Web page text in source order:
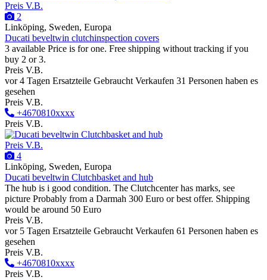
Preis V.B.
2
Linköping, Sweden, Europa
Ducati beveltwin clutchinspection covers
3 available Price is for one. Free shipping without tracking if you
buy 2 or 3.
Preis V.B.
vor 4 Tagen Ersatzteile Gebraucht Verkaufen 31 Personen haben es
gesehen
Preis V.B.
+4670810xxxx
Preis V.B.
Preis V.B.
4
Linköping, Sweden, Europa
Ducati beveltwin Clutchbasket and hub
The hub is i good condition. The Clutchcenter has marks, see
picture Probably from a Darmah 300 Euro or best offer. Shipping
would be around 50 Euro
Preis V.B.
vor 5 Tagen Ersatzteile Gebraucht Verkaufen 61 Personen haben es
gesehen
Preis V.B.
+4670810xxxx
Preis V.B.